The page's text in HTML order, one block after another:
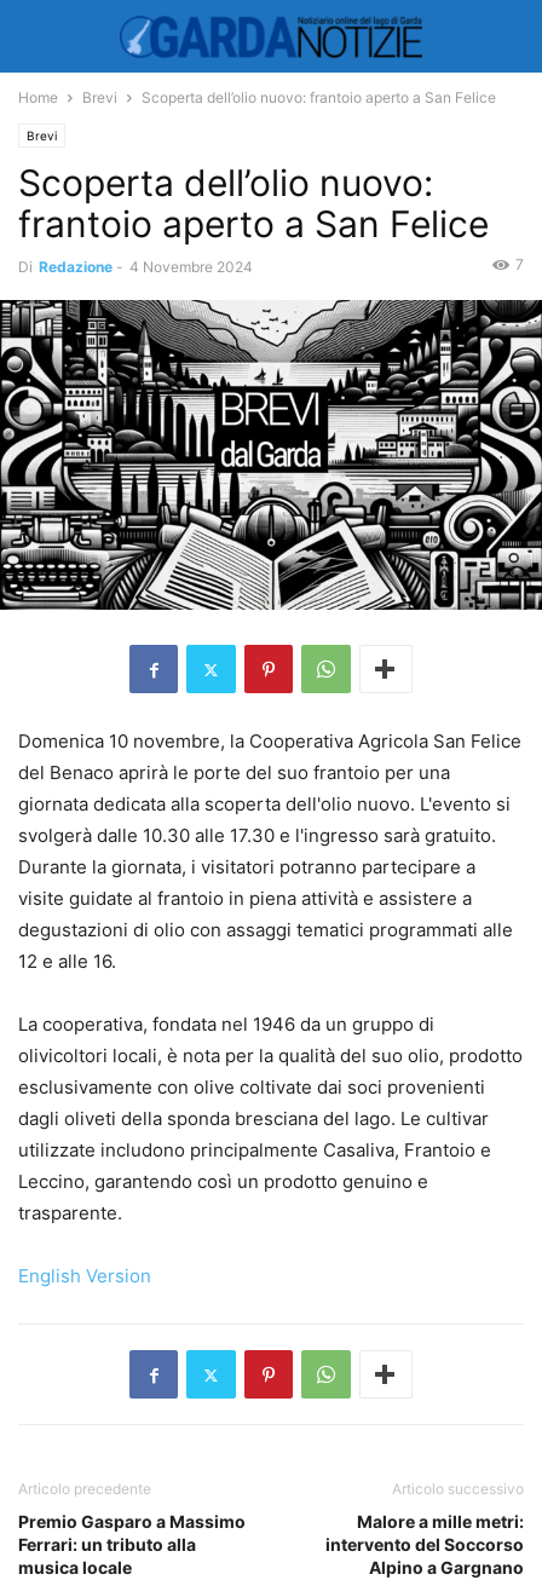
Home Brevi Scoperta dell’olio nuovo: frantoio aperto a San Felice
Brevi
Scoperta dell’olio nuovo:
frantoio aperto a San Felice
Di Redazione - 4 Novembre 2024 7
Domenica 10 novembre, la Cooperativa Agricola San Felice
del Benaco aprirà le porte del suo frantoio per una
giornata dedicata alla scoperta dell'olio nuovo. L'evento si
svolgerà dalle 10.30 alle 17.30 e l'ingresso sarà gratuito.
Durante la giornata, i visitatori potranno partecipare a
visite guidate al frantoio in piena attività e assistere a
degustazioni di olio con assaggi tematici programmati alle
12 e alle 16.
La cooperativa, fondata nel 1946 da un gruppo di
olivicoltori locali, è nota per la qualità del suo olio, prodotto
esclusivamente con olive coltivate dai soci provenienti
dagli oliveti della sponda bresciana del lago. Le cultivar
utilizzate includono principalmente Casaliva, Frantoio e
Leccino, garantendo così un prodotto genuino e
trasparente.
English Version
Articolo precedente
Premio Gasparo a Massimo
Ferrari: un tributo alla
musica locale
Articolo successivo
Malore a mille metri:
intervento del Soccorso
Alpino a Gargnano